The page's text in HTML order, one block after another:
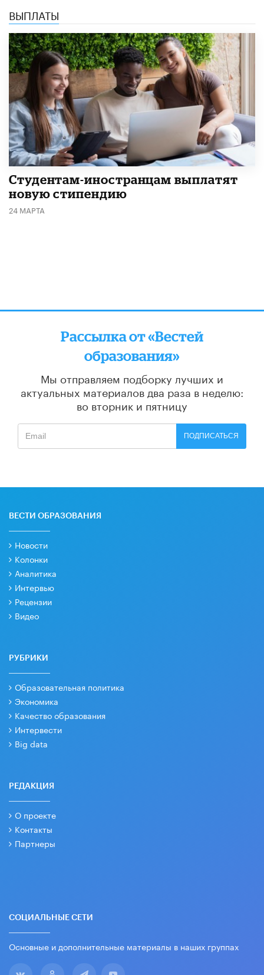
ВЫПЛАТЫ
Студентам-иностранцам выплатят
новую стипендию
24 МАРТА
Рассылка от «Вестей
образования»
Мы отправляем подборку лучших и
актуальных материалов два раза в неделю:
во вторник и пятницу
ПОДПИСАТЬСЯ
ВЕСТИ ОБРАЗОВАНИЯ
Новости
Колонки
Аналитика
Интервью
Рецензии
Видео
РУБРИКИ
Образовательная политика
Экономика
Качество образования
Интервести
Big data
РЕДАКЦИЯ
О проекте
Контакты
Партнеры
СОЦИАЛЬНЫЕ СЕТИ
Основные и дополнительные материалы в наших группах